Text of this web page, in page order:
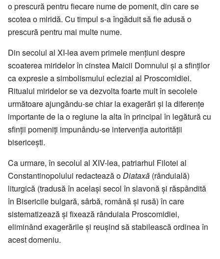
o prescură pentru fiecare nume de pomenit, din care se
scotea o miridă. Cu timpul s-a îngăduit să fie adusă o
prescură pentru mai multe nume.
Din secolul al XI-lea avem primele mențiuni despre
scoaterea miridelor în cinstea Maicii Domnului și a sfinților
ca expresie a simbolismului eclezial al Proscomidiei.
Ritualul miridelor se va dezvolta foarte mult în secolele
următoare ajungându-se chiar la exagerări și la diferențe
importante de la o regiune la alta în principal în legătură cu
sfinții pomeniți impunându-se intervenția autorității
bisericești.
Ca urmare, în secolul al XIV-lea, patriarhul Filotei al
Constantinopolului redactează oDiataxă (rânduială)
liturgică (tradusă în același secol în slavonă și răspândită
în Bisericile bulgară, sârbă, română și rusă) în care
sistematizează și fixează rânduiala Proscomidiei,
eliminând exagerările și reușind să stabilească ordinea în
acest domeniu.